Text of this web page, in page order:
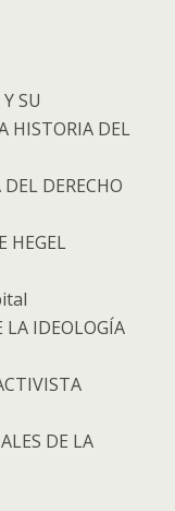
SU
HISTORIA DEL
DERECHO
HEGEL
IDEOLOGÍA
DE LA